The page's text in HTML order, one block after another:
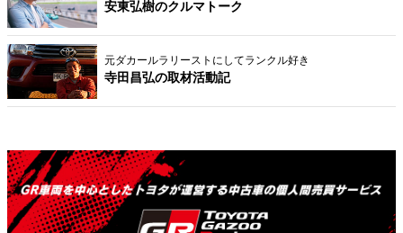
安東弘樹のクルマトーク
元ダカールラリーストにしてランクル好き
寺田昌弘の取材活動記